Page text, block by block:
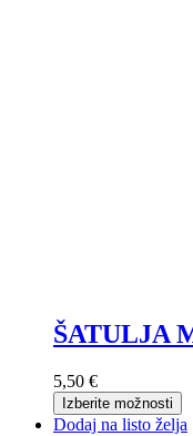
ŠATULJA
5,50 €
Izberite možnosti
Dodaj na listo želja